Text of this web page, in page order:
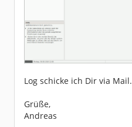
Log schicke ich Dir via Mail.
Grüße,
Andreas